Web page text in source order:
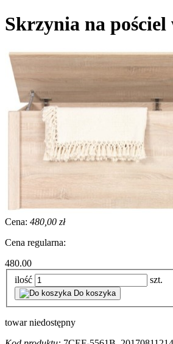
Skrzynia na pościel
Cena: 480,00 zł
Cena regularna:
480.00
ilość
szt.
Do koszyka
towar niedostępny